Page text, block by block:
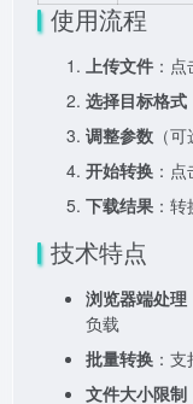
使用流程
上传文件 ：
选择目标格式
调整参数 （
开始转换 ：
下载结果 ：
技术特点
浏览器端处理
负载
批量转换 ：
文件大小限制